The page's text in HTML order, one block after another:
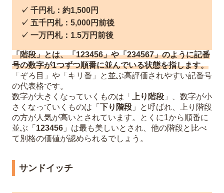
✓ 千円札：約1,500円
✓ 五千円札：5,000円前後
✓ 一万円札：1.5万円前後
「階段」とは、「123456」や「234567」のように記番
号の数字が1つずつ順番に並んでいる状態を指します。
「ぞろ目」や「キリ番」と並ぶ高評価されやすい記番号
の代表格です。
数字が大きくなっていくものは「
上り階段 」、数字が小
さくなっていくものは「 下り階段 」と呼ばれ、上り階段
の方が人気が高いとされています。とくに1から順番に
並ぶ「 123456 」は最も美しいとされ、他の階段と比べ
て別格の価値が認められるでしょう。
サンドイッチ